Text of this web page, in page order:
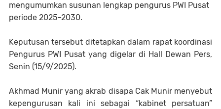
mengumumkan susunan lengkap pengurus PWI Pusat
periode 2025–2030.
Keputusan tersebut ditetapkan dalam rapat koordinasi
Pengurus PWI Pusat yang digelar di Hall Dewan Pers,
Senin (15/9/2025).
Akhmad Munir yang akrab disapa Cak Munir menyebut
kepengurusan kali ini sebagai “kabinet persatuan”